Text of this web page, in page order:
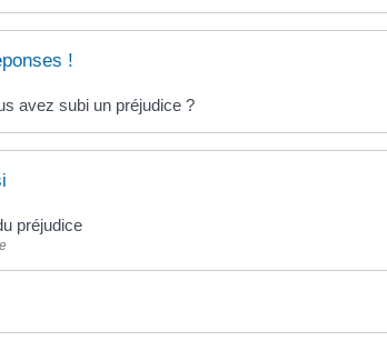
!
avez subi un préjudice ?
préjudice